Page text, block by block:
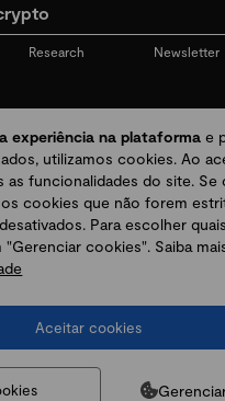
Research Newsletter
mundo crypto
9 andar - sala 11 - Itaim Bibi - São Paulo,
a golpes e fraudes|Regulamentos
experiência na plataforma e
utilizamos cookies. Ao
as funcionalidades do site. Se
cookies que não forem
Para escolher
"Gerenciar cookies". Saiba
Aceitar cookies